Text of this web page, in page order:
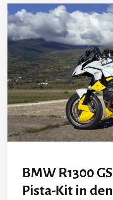
BMW R1300
Pista-Kit in